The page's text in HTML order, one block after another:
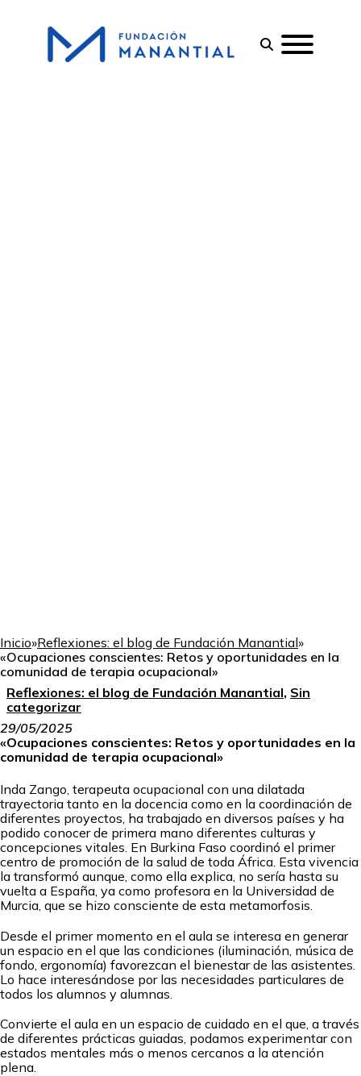
Inicio»Reflexiones: el blog de Fundación Manantial»
«Ocupaciones conscientes: Retos y oportunidades en la
comunidad de terapia ocupacional»
Reflexiones: el blog de Fundación Manantial, Sin
categorizar
29/05/2025
«Ocupaciones conscientes: Retos y oportunidades en la
comunidad de terapia ocupacional»
Inda Zango, terapeuta ocupacional con una dilatada
trayectoria tanto en la docencia como en la coordinación de
diferentes proyectos, ha trabajado en diversos países y ha
podido conocer de primera mano diferentes culturas y
concepciones vitales. En Burkina Faso coordinó el primer
centro de promoción de la salud de toda África. Esta vivencia
la transformó aunque, como ella explica, no sería hasta su
vuelta a España, ya como profesora en la Universidad de
Murcia, que se hizo consciente de esta metamorfosis.
Desde el primer momento en el aula se interesa en generar
un espacio en el que las condiciones (iluminación, música de
fondo, ergonomía) favorezcan el bienestar de las asistentes.
Lo hace interesándose por las necesidades particulares de
todos los alumnos y alumnas.
Convierte el aula en un espacio de cuidado en el que, a través
de diferentes prácticas guiadas, podamos experimentar con
estados mentales más o menos cercanos a la atención
plena.